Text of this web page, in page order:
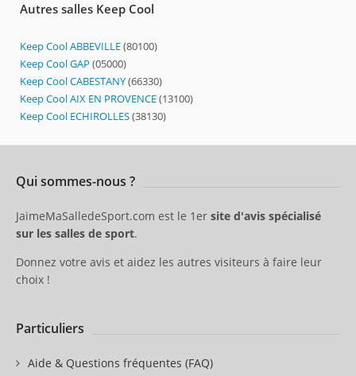
Autres salles Keep Cool
Keep Cool ABBEVILLE(80100)
Keep Cool GAP (05000)
Keep Cool CABESTANY(66330)
Keep Cool AIX EN PROVENCE(13100)
Keep Cool ECHIROLLES(38130)
Qui sommes-nous ?
JaimeMaSalledeSport.com est le 1er site d'avis spécialisé
sur les salles de sport.
Donnez votre avis et aidez les autres visiteurs à faire leur
choix !
Particuliers
Aide & Questions fréquentes (FAQ)